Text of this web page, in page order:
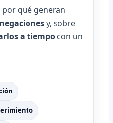
por qué generan
y, sobre
a tiempo con un